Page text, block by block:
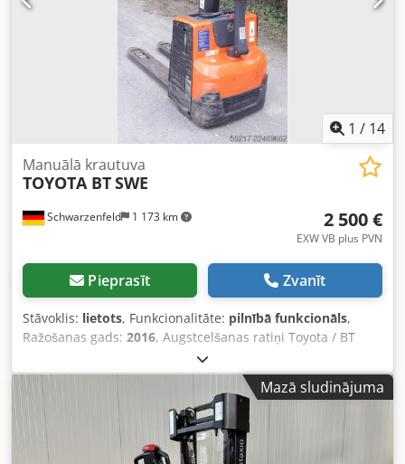
Dwedpfxjvzzngo Ab Tea Priekšpacēlājs, Platforma
1 / 14
Schwarzenfeld 1 173 km
Manuālā krautuva
TOYOTA BTSWE
2 500 €
EXW VB plus PVN
Pieprasīt Zvanīt
Stāvoklis: lietots, Funkcionalitāte: pilnībā funkcionāls,
Ražošanas gads: 2016, Augstcelšanas ratiņi Toyota / BT
SWE 080L Dwodpfx Ajzq Da Tob Tja Ražošanas gads: 2016
Darba stundas: 2246 Būves augstums: 1,94 m Pacelšanas
augstums: 1,58 m Brīvais pacelšanas augstums Sākotnējais
pacelšanas augstums Iebūvēts lādētājs
Mazā sludinājuma